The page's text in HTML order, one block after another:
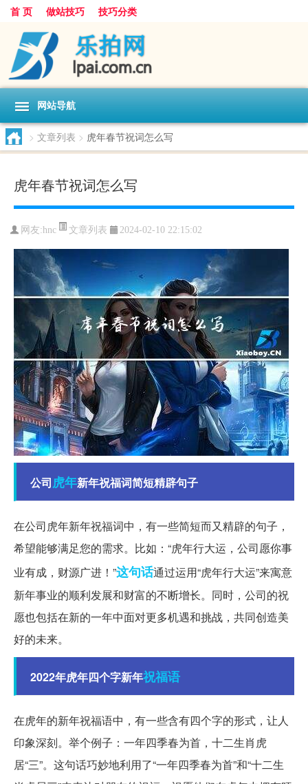
首 页 做站技巧 技巧分类
网站导航
> 文章列表 > 虎年春节祝词怎么写
虎年春节祝词怎么写
网友:hnc 文章列表 2024-02-10 22:15:02
公司虎年新年祝福词简短精辟句子
在公司虎年新年祝福词中，有一些简短而又精辟的句子，
希望能够满足您的需求。比如：“虎年行大运，公司愿你事
业有成，财源广进！”这句话通过运用“虎年行大运”来寓意
新年事业的顺利发展和财富的不断增长。同时，公司的祝
愿也包括在新的一年中面对更多机遇和挑战，共同创造美
好的未来。
2022年虎年四个字新年祝福语
在虎年的新年祝福语中，有一些含有四个字的形式，让人
印象深刻。举个例子：一年四季春为首，十二生肖虎
居“三”。这句话巧妙地利用了“一年四季春为首”和“十二生